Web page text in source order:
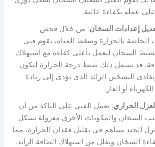
عمله بكفاءة عالية.
إعدادات السخان: من خلال فحص
الخاصة بالحرارة وضغط المياه، يقوم فني
بضبط السخان ليعمل بأعلى كفاءة مع استهلاك
قد يشمل ذلك ضبط درجة الحرارة لتكون
التسخين الزائد الذي يؤدي إلى زيادة
أو الغاز.
الحراري: يعمل الفني على التأكد من أن
السخان والمكونات الأخرى معزولة بشكل
الجيد يساهم في تقليل فقدان الحرارة، مما
السخان ويقلل من استهلاك الطاقة الزائد.